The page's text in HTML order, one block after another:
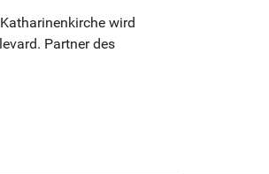
wird
Partner des